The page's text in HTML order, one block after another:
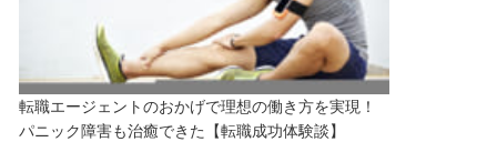
転職エージェントのおかげで理想の働き方を実現！
パニック障害も治癒できた【転職成功体験談】